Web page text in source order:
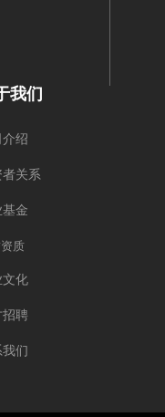
我们
绍
者关系
基金
质
文化
招聘
们